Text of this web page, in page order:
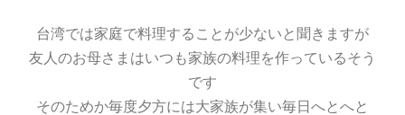
台湾では家庭で料理することが少ないと聞きますが
友人のお母さまはいつも家族の料理を作っているそう
です
そのためか毎度夕方には大家族が集い毎日へとへと